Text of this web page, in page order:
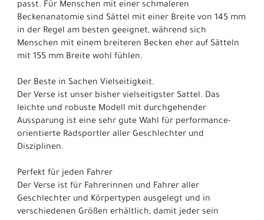
passt. Für Menschen mit einer schmaleren
Beckenanatomie sind Sättel mit einer Breite von 145 mm
in der Regel am besten geeignet, während sich
Menschen mit einem breiteren Becken eher auf Sätteln
mit 155 mm Breite wohl fühlen.
Der Beste in Sachen Vielseitigkeit.
Der Verse ist unser bisher vielseitigster Sattel. Das
leichte und robuste Modell mit durchgehender
Aussparung ist eine sehr gute Wahl für performance-
orientierte Radsportler aller Geschlechter und
Disziplinen.
Perfekt für jeden Fahrer
Der Verse ist für Fahrerinnen und Fahrer aller
Geschlechter und Körpertypen ausgelegt und in
verschiedenen Größen erhältlich, damit jeder sein